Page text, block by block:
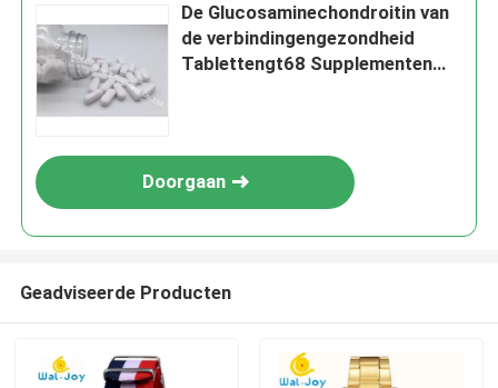
De Glucosaminechondroitin van
de verbindingengezondheid
Tablettengt68 Supplementen
Doorgaan
Geadviseerde Producten